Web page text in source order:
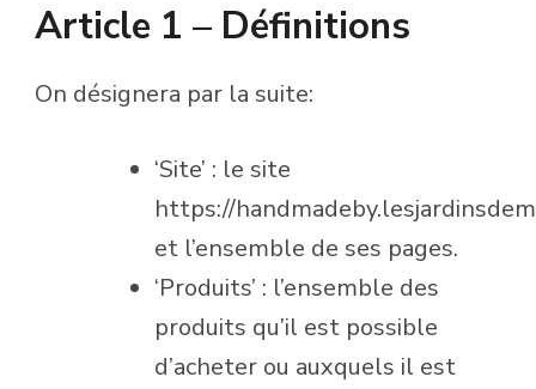
Article 1 – Définitions
On désignera par la suite:
‘Site’ : le site
https://
et l’ensemble de ses pages.
‘Produits’ : l’ensemble des
produits qu’il est possible
d’acheter ou auxquels il est